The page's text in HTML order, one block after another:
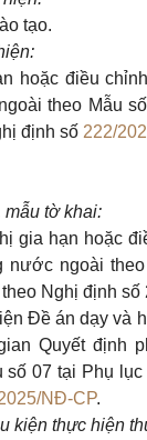
tạo.
hoặc điều
theo Mẫu
định số 222/
mẫu tờ khai:
gia hạn hoặc
nước ngoài
Nghị định số
Đề án dạy và
Quyết định
số 07 tại Phụ
NĐ-CP.
kiện thực hiện